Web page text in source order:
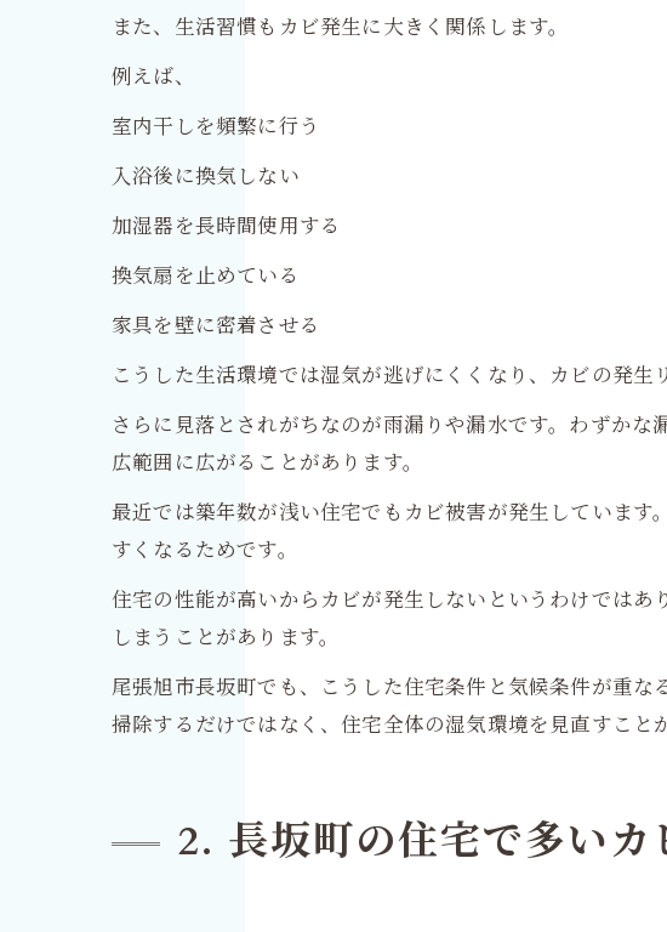
また、生活習慣もカビ発生に大きく関係します。
例えば、
室内干しを頻繁に行う
入浴後に換気しない
加湿器を長時間使用する
換気扇を止めている
家具を壁に密着させる
こうした生活環境では湿気が逃げにくくなり、カビの発生
さらに見落とされがちなのが雨漏りや漏水です。わずか
広範囲に広がることがあります。
最近では築年数が浅い住宅でもカビ被害が発生していま
すくなるためです。
住宅の性能が高いからカビが発生しないというわけでは
しまうことがあります。
尾張旭市長坂町でも、こうした住宅条件と気候条件が重
掃除するだけではなく、住宅全体の湿気環境を見直すこと
2. 長坂町の住宅で多いカ